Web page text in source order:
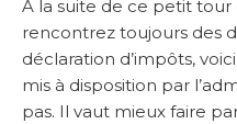
A la suite de ce petit tour
rencontrez toujours des
déclaration d’impôts,
mis à disposition par
pas. Il vaut mieux faire